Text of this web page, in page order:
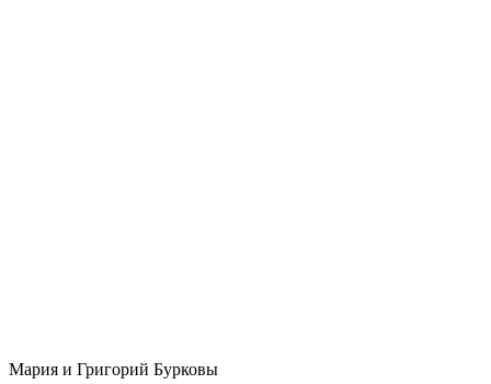
Мария и Григорий Бурковы